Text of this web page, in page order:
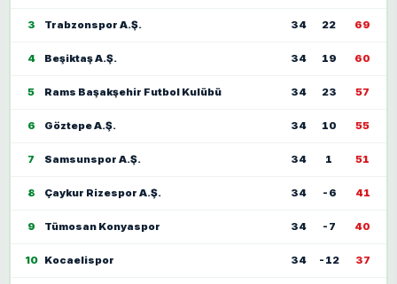
3 Trabzonspor A.Ş. 34 22 69
4 Beşiktaş A.Ş. 34 19 60
5 Rams Başakşehir Futbol Kulübü 34 23 57
6 Göztepe A.Ş. 34 10 55
7 Samsunspor A.Ş. 34 1 51
8 Çaykur Rizespor A.Ş. 34 -6 41
9 Tümosan Konyaspor 34 -7 40
10 Kocaelispor 34 -12 37